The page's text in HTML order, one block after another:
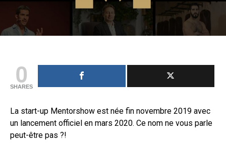
0
SHARES
La start-up Mentorshow est née fin novembre 2019 avec
un lancement officiel en mars 2020. Ce nom ne vous parle
peut-être pas ?!